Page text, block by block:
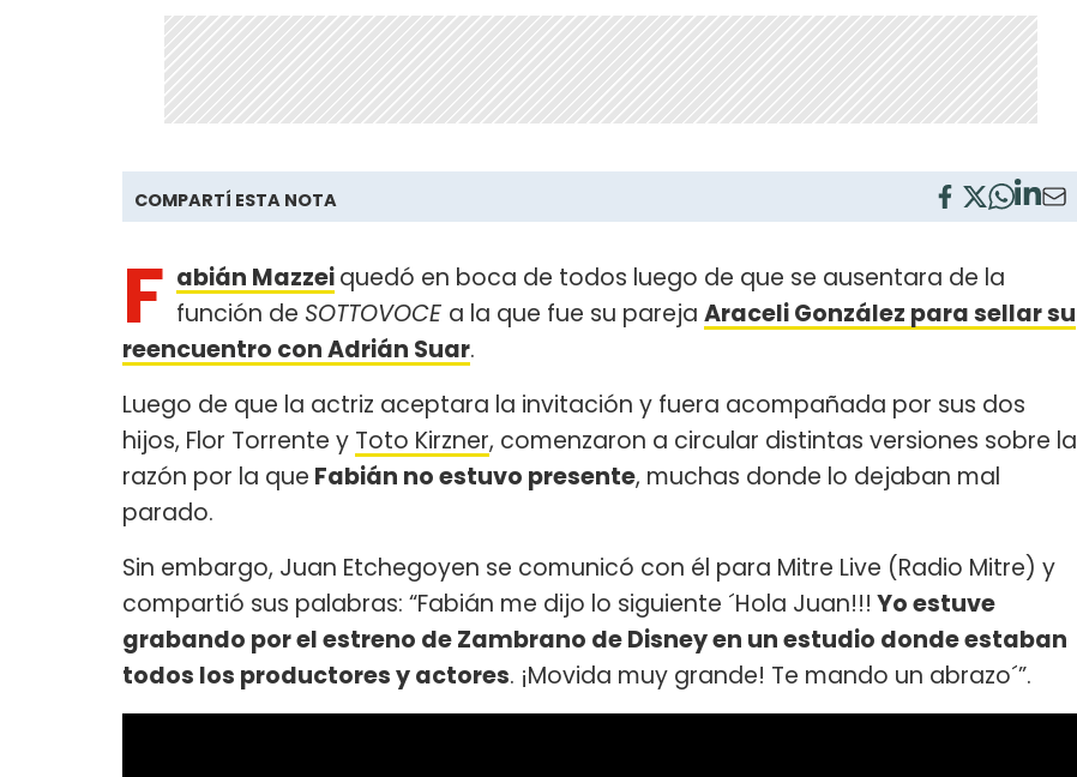
COMPARTÍ ESTA NOTA
F abián Mazzeiquedó en boca de todos luego de que se ausentara de la
función de SOTTOVOCE a la que fue su pareja Araceli González para sellar su
reencuentro con Adrián Suar.
Luego de que la actriz aceptara la invitación y fuera acompañada por sus dos
hijos, Flor Torrente y Toto Kirzner, comenzaron a circular distintas versiones sobre la
razón por la que Fabián no estuvo presente, muchas donde lo dejaban mal
parado.
Sin embargo, Juan Etchegoyen se comunicó con él para Mitre Live (Radio Mitre) y
compartió sus palabras: “Fabián me dijo lo siguiente ´Hola Juan!!! Yo estuve
grabando por el estreno de Zambrano de Disney en un estudio donde estaban
todos los productores y actores. ¡Movida muy grande! Te mando un abrazo´”.